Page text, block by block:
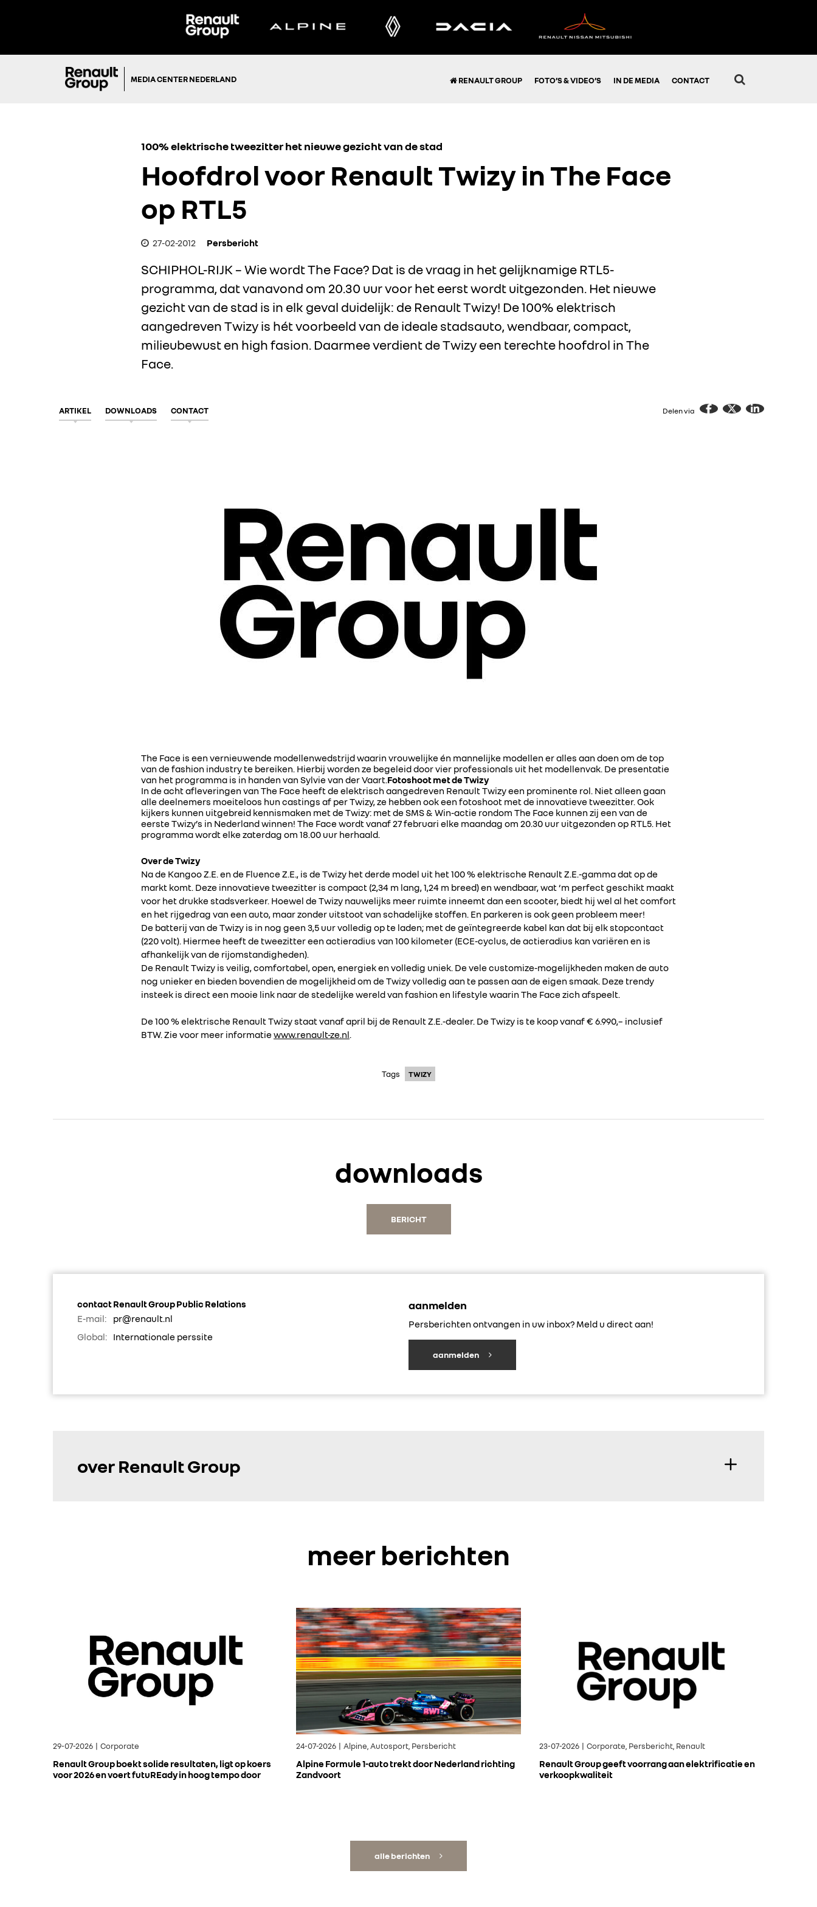
MEDIA CENTER NEDERLAND RENAULT GROUP FOTO’S & VIDEO’S IN DE MEDIA CONTACT
100% elektrische tweezitter het nieuwe gezicht van de stad
Hoofdrol voor Renault Twizy in The Face
op RTL5
27-02-2012 Persbericht
SCHIPHOL-RIJK – Wie wordt The Face? Dat is de vraag in het gelijknamige RTL5-
programma, dat vanavond om 20.30 uur voor het eerst wordt uitgezonden. Het nieuwe
gezicht van de stad is in elk geval duidelijk: de Renault Twizy! De 100% elektrisch
aangedreven Twizy is hét voorbeeld van de ideale stadsauto, wendbaar, compact,
milieubewust en high fasion. Daarmee verdient de Twizy een terechte hoofdrol in The
Face.
ARTIKEL DOWNLOADS CONTACT Delen via
The Face is een vernieuwende modellenwedstrijd waarin vrouwelijke én mannelijke modellen er alles aan doen om de top
van de fashion industry te bereiken. Hierbij worden ze begeleid door vier professionals uit het modellenvak. De presentatie
van het programma is in handen van Sylvie van der Vaart.Fotoshoot met de Twizy
In de acht afleveringen van The Face heeft de elektrisch aangedreven Renault Twizy een prominente rol. Niet alleen gaan
alle deelnemers moeiteloos hun castings af per Twizy, ze hebben ook een fotoshoot met de innovatieve tweezitter. Ook
kijkers kunnen uitgebreid kennismaken met de Twizy: met de SMS & Win-actie rondom The Face kunnen zij een van de
eerste Twizy’s in Nederland winnen! The Face wordt vanaf 27 februari elke maandag om 20.30 uur uitgezonden op RTL5. Het
programma wordt elke zaterdag om 18.00 uur herhaald.
Over de Twizy
Na de Kangoo Z.E. en de Fluence Z.E., is de Twizy het derde model uit het 100 % elektrische Renault Z.E.-gamma dat op de
markt komt. Deze innovatieve tweezitter is compact (2,34 m lang, 1,24 m breed) en wendbaar, wat ‘m perfect geschikt maakt
voor het drukke stadsverkeer. Hoewel de Twizy nauwelijks meer ruimte inneemt dan een scooter, biedt hij wel al het comfort
en het rijgedrag van een auto, maar zonder uitstoot van schadelijke stoffen. En parkeren is ook geen probleem meer!
De batterij van de Twizy is in nog geen 3,5 uur volledig op te laden; met de geïntegreerde kabel kan dat bij elk stopcontact
(220 volt). Hiermee heeft de tweezitter een actieradius van 100 kilometer (ECE-cyclus, de actieradius kan variëren en is
afhankelijk van de rijomstandigheden).
De Renault Twizy is veilig, comfortabel, open, energiek en volledig uniek. De vele customize-mogelijkheden maken de auto
nog unieker en bieden bovendien de mogelijkheid om de Twizy volledig aan te passen aan de eigen smaak. Deze trendy
insteek is direct een mooie link naar de stedelijke wereld van fashion en lifestyle waarin The Face zich afspeelt.
De 100 % elektrische Renault Twizy staat vanaf april bij de Renault Z.E.-dealer. De Twizy is te koop vanaf € 6.990,– inclusief
BTW. Zie voor meer informatiewww.renault-ze.nl.
Tags TWIZY
downloads
BERICHT
contact Renault Group Public Relations
E-mail:
pr@renault.nl
Global:
Internationale perssite
aanmelden
Persberichten ontvangen in uw inbox? Meld u direct aan!
aanmelden
over Renault Group
meer berichten
29-07-2026 | Corporate
Renault Group boekt solide resultaten, ligt op koers
voor 2026 en voert futuREady in hoog tempo door
24-07-2026 | Alpine, Autosport, Persbericht
Alpine Formule 1-auto trekt door Nederland richting
Zandvoort
23-07-2026 | Corporate, Persbericht, Renault
Renault Group geeft voorrang aan elektrificatie en
verkoopkwaliteit
alle berichten